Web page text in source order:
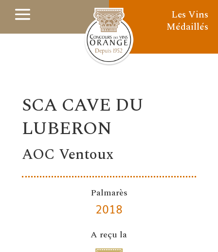
Les Vins
Médaillés
SCA CAVE DU
LUBERON
AOC Ventoux
Palmarès
2018
A reçu la